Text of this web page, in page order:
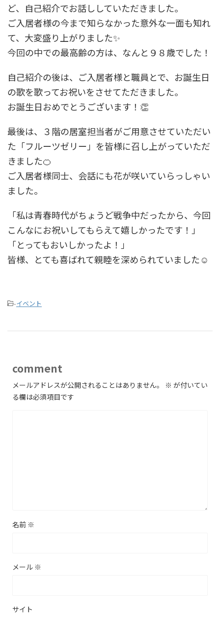
ど、自己紹介でお話ししていただきました。
ご入居者様の今まで知らなかった意外な一面も知れ
て、大変盛り上がりました✨
今回の中での最高齢の方は、なんと９８歳でした！
自己紹介の後は、ご入居者様と職員とで、お誕生日
の歌を歌ってお祝いをさせてただきました。
お誕生日おめでとうございます！👏
最後は、３階の居室担当者がご用意させていただい
た「フルーツゼリー」を皆様に召し上がっていただ
きました🍊
ご入居者様同士、会話にも花が咲いていらっしゃい
ました。
「私は青春時代がちょうど戦争中だったから、今回
こんなにお祝いしてもらえて嬉しかったです！」
「とってもおいしかったよ！」
皆様、とても喜ばれて親睦を深められていました☺
-イベント
comment
メールアドレスが公開されることはありません。 ※ が付いてい
る欄は必須項目です
名前 ※
メール ※
サイト